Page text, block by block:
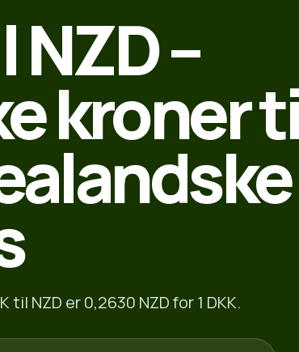
NZD –
kroner
til NZD er 0,2630 NZD for 1 DKK.